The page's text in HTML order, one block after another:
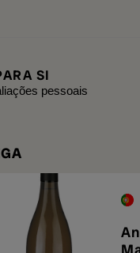
SI
pessoais